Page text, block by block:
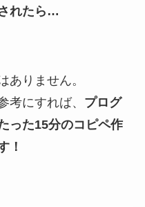
れたら…
ありません。
考にすれば、 プログ
った15分のコピペ作
！